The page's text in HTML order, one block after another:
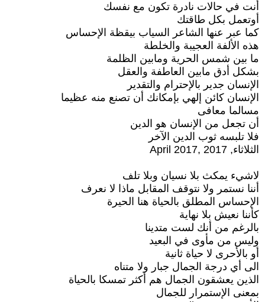
أنت في حالات نادرة تكون مع نفسك
أوتعمل بكل طاقتك
كما عبر عنها الشاعر السياب بيقظة الإحساس
هذه الألفة العجيبة والخلطة
ما بين شمس الحرية ومابين الظلمة
بشكل أدق مابين العاطفة والعقل
الإنسان جدير بالإحترام والتقدير
الإنسان كائن إلهي بإمكانك أن تصنع منه عظيما
مسالما معافى
أن تجعل من الإنسان هو الدين
فلا تلبسه ثوب الدين الآخر
الثلاثاء, April 2017, 2017
لاشيء يمكث بلا نسيان وبلا تلف
أننا نستمر ولا نتوقف المقابل ماذا لا نعرف
الإحساس المطلق بالحياة هنا الحيرة
كأننا نعيش بلا نهاية
بالرغم من أنك لست متدينا
وليس من مأوى في البعيد
أو بالأحرى لا حياة ثانية
الى أي درجة الجمال جبار ولا متناه
الذين يعشقون الجمال هم أكثر تمسكا بالحياة
بمعنى الإستمرار للجمال